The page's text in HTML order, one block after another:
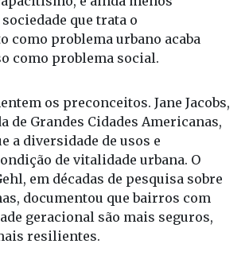
que trata o
como problema urbano acaba
como problema social.
os preconceitos. Jane Jacobs,
de Grandes Cidades Americanas,
a diversidade de usos e
de vitalidade urbana. O
em décadas de pesquisa sobre
documentou que bairros com
geracional são mais seguros,
resilientes.